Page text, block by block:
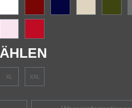
XL XXL